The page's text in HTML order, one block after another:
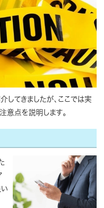
してきましたが、ここでは実
意点を説明します。